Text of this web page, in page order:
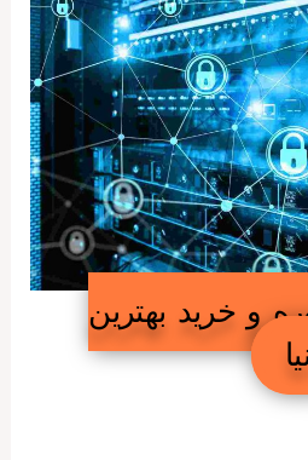
و خرید بهترین